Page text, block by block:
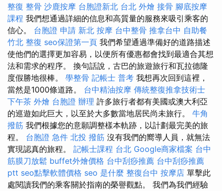
整復 整骨 沙鹿按摩 台胞證新北 台北 外燴 接骨 腳底按摩
課程 我們想通過詳細的信息和高質量的服務來吸引乘客的
信心。 台胞證 申請 新北 按摩 台中整骨 推拿台中 自助餐
竹北 整復 seo保證第一頁 我們希望通過準備好的道路描述
使他們的選擇更加容易，以便所有優惠都會找到最適合其想
法和需求的程序。 換句話說，古巴的旅遊旅行和瓦拉德隆
度假勝地很棒。 學整骨 記帳士 普考 我想再次回到這裡，
當然是1000條道路。 台中精油按摩 傳統整復推拿技術士
下午茶 外燴 台胞證 辦理 許多旅行者都有美國或澳大利亞
的巡遊如此巨大，以至於大多數當地居民尚未旅行。 牛角
撥筋 我們根據您的意願調整樣本軌跡，以計劃最完美的旅
程。 台胞證 急件 北投 撥筋 沒有我們的嚮導人員，就無法
實現認真的旅程。 記帳士課程 台北 Google商家檔案 台中
筋膜刀放鬆 buffet外燴價格 台中刮痧推薦 台中刮痧推薦
ptt seo點擊軟體價格 seo 是什麼 整復台中 按摩店 單擊此
處閱讀我們的乘客關於指南的榮譽觀點。 我們為我們經驗